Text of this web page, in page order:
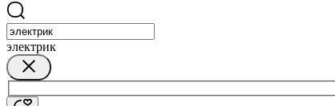
электрик